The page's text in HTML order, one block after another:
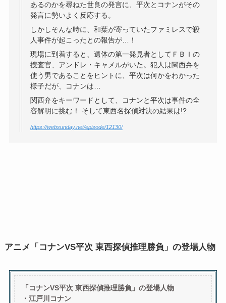
あるのかを尋ねた世良の発言に、平次とコナンがその
発言に勢いよく反応する。
しかしそんな時に、和葉が寄っていたファミレスで殺
人事件が起こったとの報告が…！
現場に到着すると、遺体の第一発見者としてＦＢＩの
捜査官、アンドレ・キャメルがいた。犯人は関西弁を
使う男であることをヒントに、平次は何かをわかった
様子だが、コナンは…
関西弁をキーワードとして、コナンと平次は事件の全
容解明に挑む！ そして東西名探偵対決の結果は!?
https://websunday.net/episode/12130/
アニメ「コナンVS平次 東西探偵推理勝負」の登場人物
「コナンVS平次 東西探偵推理勝負」の登場人物
・江戸川コナン